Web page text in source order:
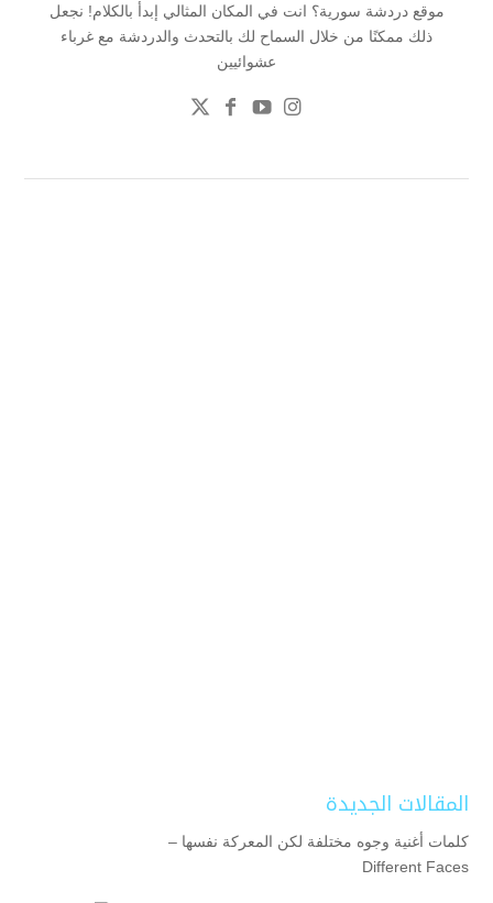
موقع دردشة سورية؟ انت في المكان المثالي إبدأ بالكلام! نجعل
ذلك ممكنًا من خلال السماح لك بالتحدث والدردشة مع غرباء
عشوائيين
المقالات الجديدة
كلمات أغنية وجوه مختلفة لكن المعركة نفسها –
Different Faces